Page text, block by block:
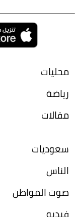
محليات
رياضة
مقالات
سعوديات
الناس
صوت المواطن